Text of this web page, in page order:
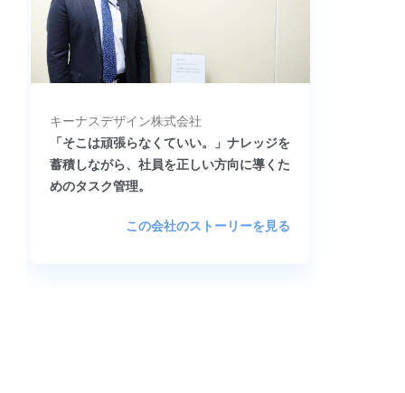
キーナスデザイン株式会社
「そこは頑張らなくていい。」ナレッジを
蓄積しながら、社員を正しい方向に導くた
めのタスク管理。
この会社のストーリーを見る